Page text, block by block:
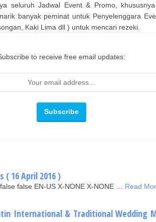
seluruh Jadwal Event & Promo,
banyak peminat untuk Penyelenggara
Kaki Lima dll ) untuk mencari rezeki.
to receive free email updates:
( 16 April 2016 )
false EN-US X-NONE X-NONE … Read
International & Traditional Wedding